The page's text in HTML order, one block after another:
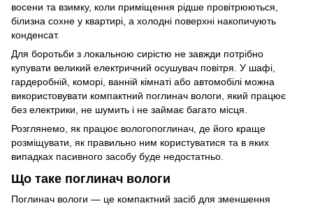
восени та взимку, коли приміщення рідше провітрюються,
білизна сохне у квартирі, а холодні поверхні накопичують
конденсат.
Для боротьби з локальною сирістю не завжди потрібно
купувати великий електричний осушувач повітря. У шафі,
гардеробній, коморі, ванній кімнаті або автомобілі можна
використовувати компактний поглинач вологи, який працює
без електрики, не шумить і не займає багато місця.
Розглянемо, як працює вологопоглинач, де його краще
розміщувати, як правильно ним користуватися та в яких
випадках пасивного засобу буде недостатньо.
Що таке поглинач вологи
Поглинач вологи — це компактний засіб для зменшення